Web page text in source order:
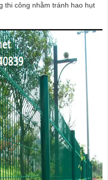
thi công nhằm tránh hao hụt